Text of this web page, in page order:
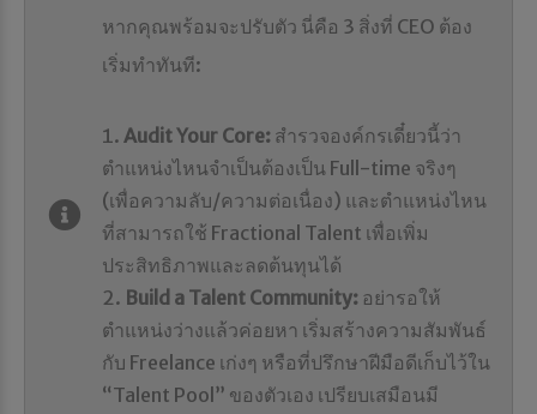
หากคุณพร้อมจะปรับตัว นี่คือ 3 สิ่งที่ CEO ต้อง
เริ่มทำทันที:
Audit Your Core: สำรวจองค์กรเดี๋ยวนี้ว่า
ตำแหน่งไหนจำเป็นต้องเป็น Full-time จริงๆ
(เพื่อความลับ/ความต่อเนื่อง) และตำแหน่งไหน
ที่สามารถใช้ Fractional Talent เพื่อเพิ่ม
ประสิทธิภาพและลดต้นทุนได้
Build a Talent Community: อย่ารอให้
ตำแหน่งว่างแล้วค่อยหา เริ่มสร้างความสัมพันธ์
กับ Freelance เก่งๆ หรือที่ปรึกษาฝีมือดีเก็บไว้ใน
“Talent Pool” ของตัวเอง เปรียบเสมือนมี